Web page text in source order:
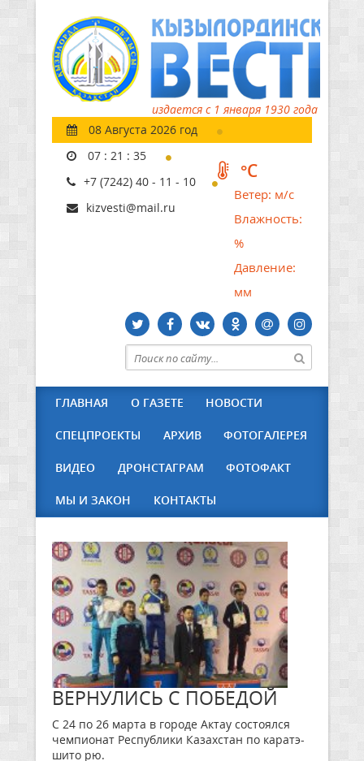
издается с 1 января 1930 года
08 Августа 2026 год
07 : 21 : 35
+7 (7242) 40 - 11 - 10
kizvesti@mail.ru
°C
Ветер: м/с
Влажность:
%
Давление:
мм
ГЛАВНАЯ О ГАЗЕТЕ НОВОСТИ
СПЕЦПРОЕКТЫ АРХИВ ФОТОГАЛЕРЕЯ
ВИДЕО ДРОНСТАГРАМ ФОТОФАКТ
МЫ И ЗАКОН КОНТАКТЫ
ВЕРНУЛИСЬ С ПОБЕДОЙ
С 24 по 26 марта в городе Актау состоялся
чемпионат Республики Казахстан по каратэ-
шито рю.